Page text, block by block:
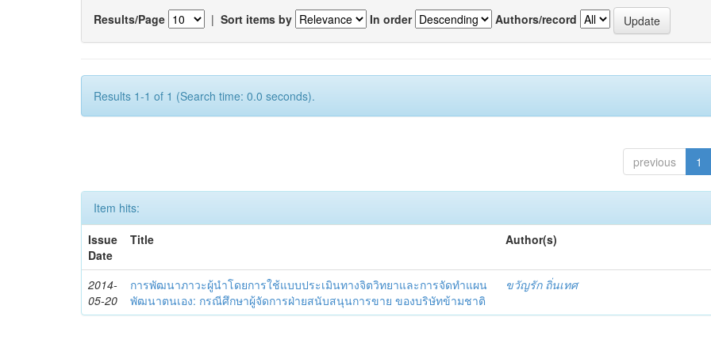
Results/Page | Sort items by In order Authors/record
Results 1-1 of 1 (Search time: 0.0 seconds).
previous 1
Item hits:
Issue
Date
Title Author(s)
2014-
05-20
การพัฒนาภาวะผู้นำโดยการใช้แบบประเมินทางจิตวิทยาและการจัดทำแผน
พัฒนาตนเอง: กรณีศึกษาผู้จัดการฝ่ายสนับสนุนการขาย ของบริษัทข้ามชาติ
ขวัญรัก ถิ่นเทศ